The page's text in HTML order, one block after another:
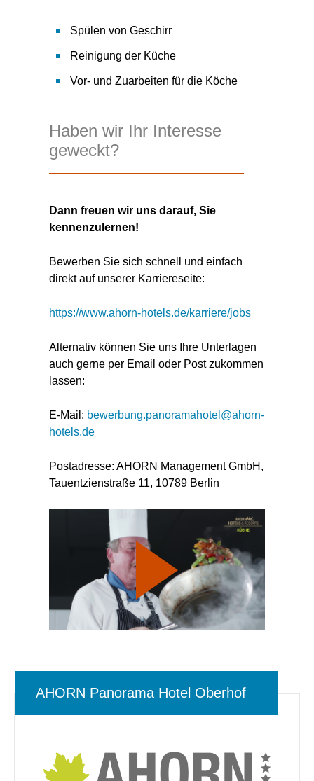
Spülen von Geschirr
Reinigung der Küche
Vor- und Zuarbeiten für die Köche
Haben wir Ihr Interesse
geweckt?
Dann freuen wir uns darauf, Sie
kennenzulernen!
Bewerben Sie sich schnell und einfach
direkt auf unserer Karriereseite:
https://www.ahorn-hotels.de/karriere/jobs
Alternativ können Sie uns Ihre Unterlagen
auch gerne per Email oder Post zukommen
lassen:
E-Mail: bewerbung.panoramahotel@ahorn-
hotels.de
Postadresse: AHORN Management GmbH,
Tauentzienstraße 11, 10789 Berlin
AHORN Panorama Hotel Oberhof